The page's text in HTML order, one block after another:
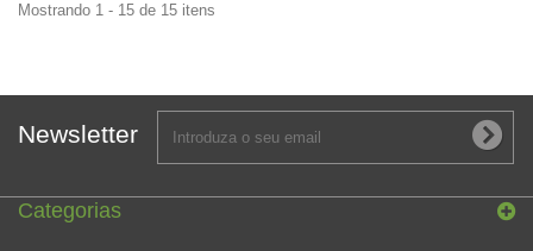
Mostrando 1 - 15 de 15 itens
Newsletter
Categorias